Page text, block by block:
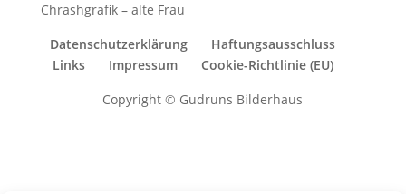
Chrashgrafik – alte Frau
Datenschutzerklärung
Haftungsausschluss
Links
Impressum
Cookie-Richtlinie (EU)
Copyright © Gudruns Bilderhaus